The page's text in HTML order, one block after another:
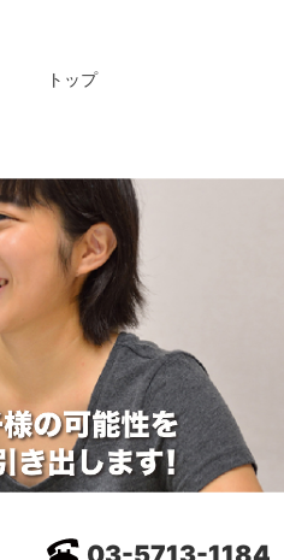
トップ